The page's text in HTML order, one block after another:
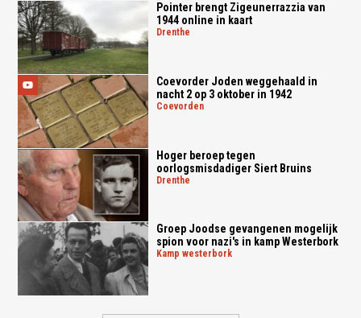
Pointer brengt Zigeunerrazzia van
1944 online in kaart
drenthe
Coevorder Joden weggehaald in
nacht 2 op 3 oktober in 1942
coevorden
Hoger beroep tegen
oorlogsmisdadiger Siert Bruins
drenthe
Groep Joodse gevangenen mogelijk
spion voor nazi's in kamp Westerbork
kamp westerbork